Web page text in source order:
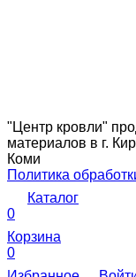
"Центр кровли"
материалов в г.
Коми
Политика
Каталог
0
Корзина
0